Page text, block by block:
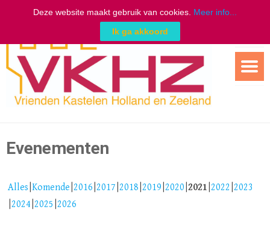
de
inhoud
Evenementen
Alles Komende 2016 2017 2018 2019 2020 2021 2022 2023
2024 2025 2026
Deze website maakt gebruik van cookies. Meer info...
Ik ga akkoord